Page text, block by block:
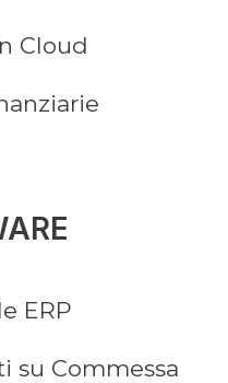
Cloud
ERP
su Commessa